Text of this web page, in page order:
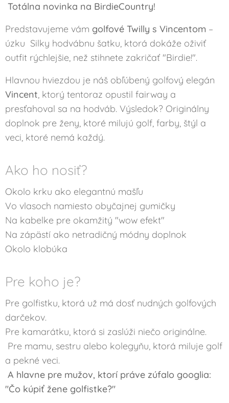
Totálna novinka na BirdieCountry!
Predstavujeme vám golfové Twilly s Vincentom –
úzku Silky hodvábnu šatku, ktorá dokáže oživiť
outfit rýchlejšie, než stihnete zakričať "Birdie!".
Hlavnou hviezdou je náš obľúbený golfový elegán
Vincent, ktorý tentoraz opustil fairway a
presťahoval sa na hodváb. Výsledok? Originálny
doplnok pre ženy, ktoré milujú golf, farby, štýl a
veci, ktoré nemá každý.
Ako ho nosiť?
Okolo krku ako elegantnú mašľu
Vo vlasoch namiesto obyčajnej gumičky
Na kabelke pre okamžitý "wow efekt"
Na zápästí ako netradičný módny doplnok
Okolo klobúka
Pre koho je?
Pre golfistku, ktorá už má dosť nudných golfových
darčekov.
Pre kamarátku, ktorá si zaslúži niečo originálne.
Pre mamu, sestru alebo kolegyňu, ktorá miluje golf
a pekné veci.
A hlavne pre mužov, ktorí práve zúfalo googlia:
"Čo kúpiť žene golfistke?"